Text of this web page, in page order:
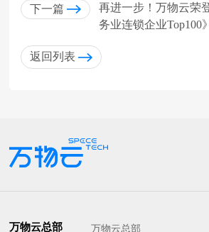
下一篇
再进一步！万物云荣
务业连锁企业Top100》
返回列表
万物云总部 万物云总部